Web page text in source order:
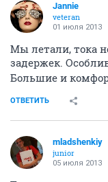
Jannie
veteran
01 июля 2013
Мы летали, тока
задержек.
Большие и
ОТВЕТИТЬ
mladshenkiy
junior
05 июля 2013